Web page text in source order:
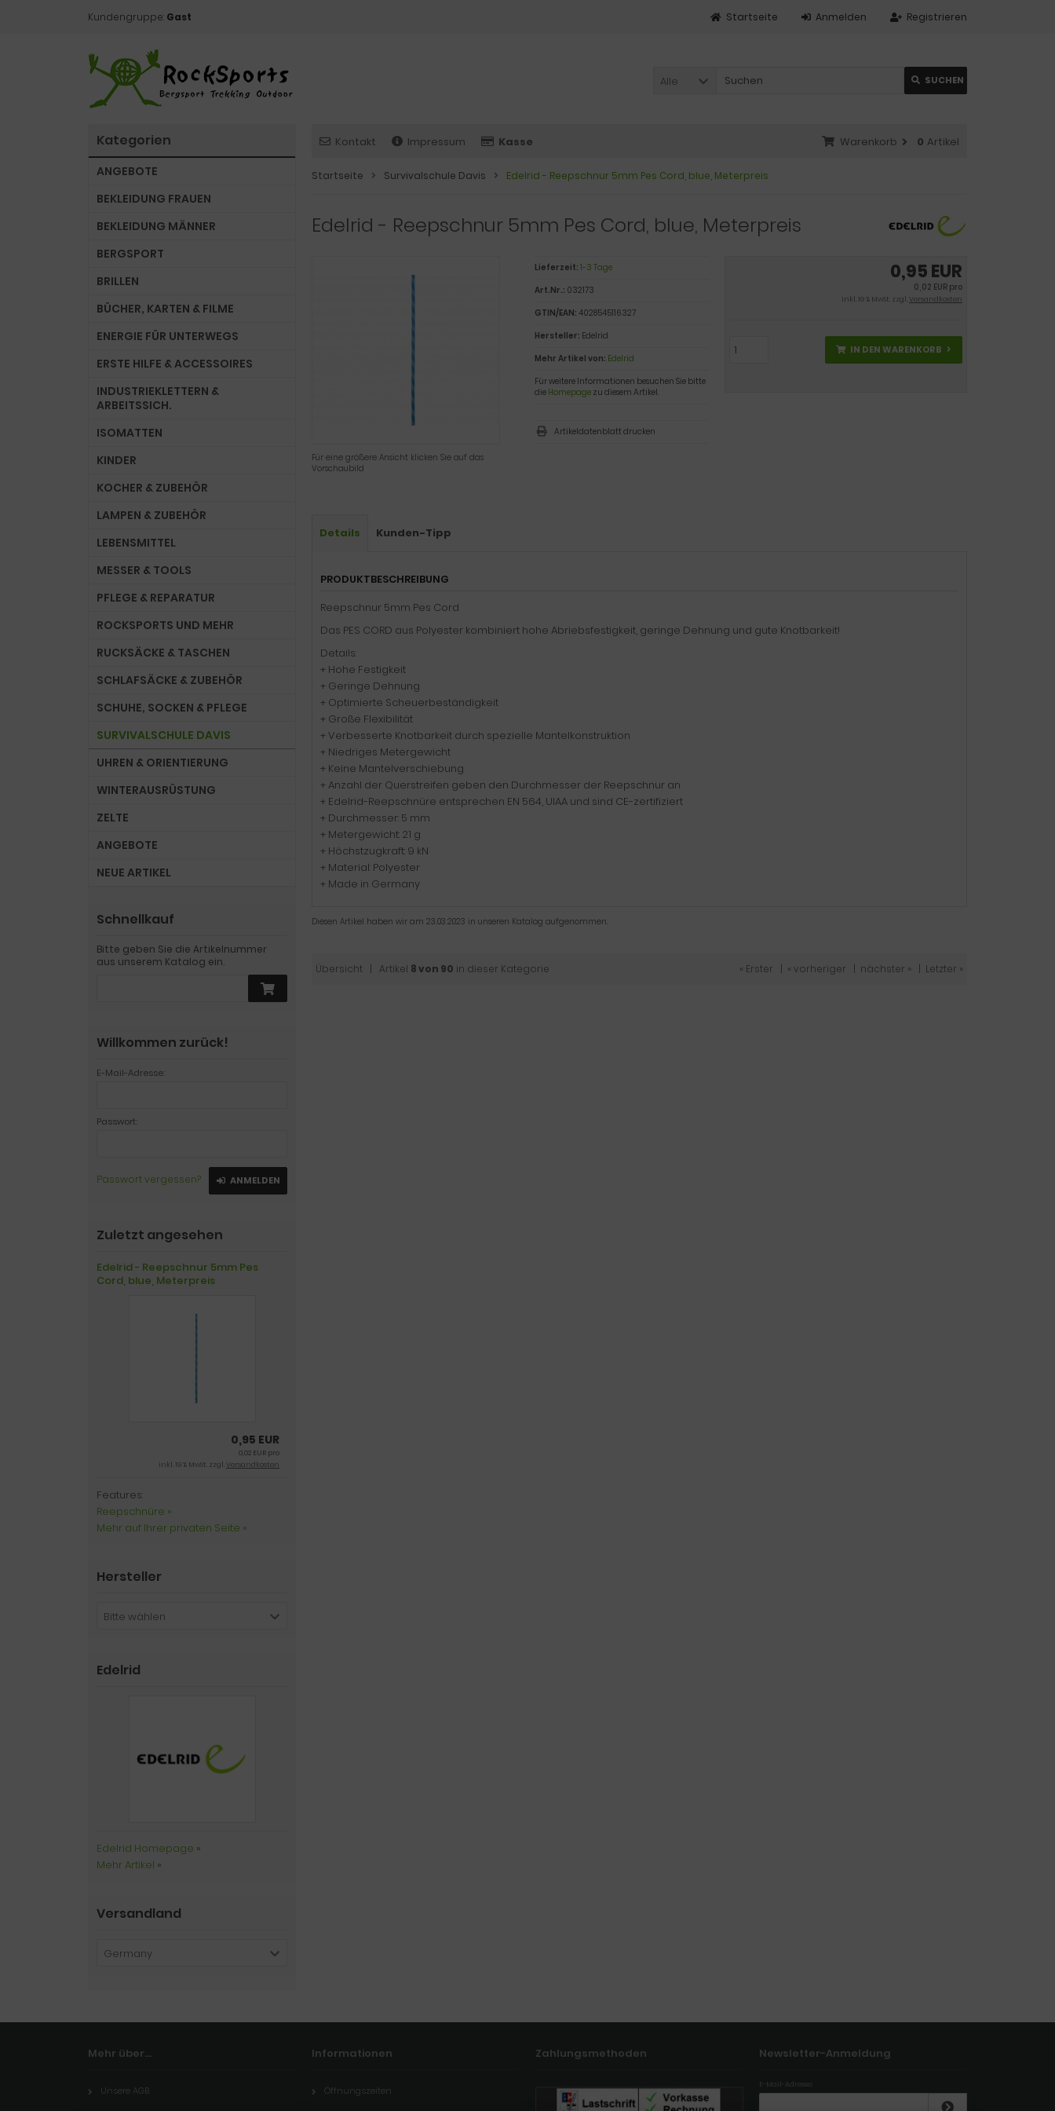
Kundengruppe: Gast Registrieren
Anmelden
Startseite
Alle SUCHEN
Kontakt Impressum Kasse Warenkorb 0 Artikel
Startseite Survivalschule Davis Edelrid - Reepschnur 5mm Pes Cord, blue, Meterpreis
Edelrid - Reepschnur 5mm Pes Cord, blue, Meterpreis
Für eine größere Ansicht klicken Sie auf das
Vorschaubild
0,95 EUR
0,02 EUR pro
inkl. 19 % MwSt. zzgl.Versandkosten
IN DEN WARENKORB
Lieferzeit: 1-3 Tage
Art.Nr.: 032173
GTIN/EAN: 4028545116327
Hersteller: Edelrid
Mehr Artikel von: Edelrid
Für weitere Informationen besuchen Sie bitte
die Homepagezu diesem Artikel.
Artikeldatenblatt drucken
Details Kunden-Tipp
PRODUKTBESCHREIBUNG
Reepschnur 5mm Pes Cord
Das PES CORD aus Polyester kombiniert hohe Abriebsfestigkeit, geringe Dehnung und gute Knotbarkeit!
Details:
+ Hohe Festigkeit
+ Geringe Dehnung
+ Optimierte Scheuerbeständigkeit
+ Große Flexibilität
+ Verbesserte Knotbarkeit durch spezielle Mantelkonstruktion
+ Niedriges Metergewicht
+ Keine Mantelverschiebung
+ Anzahl der Querstreifen geben den Durchmesser der Reepschnur an
+ Edelrid-Reepschnüre entsprechen EN 564, UIAA und sind CE-zertifiziert
+ Durchmesser: 5 mm
+ Metergewicht: 21 g
+ Höchstzugkraft: 9 kN
+ Material: Polyester
+ Made in Germany
Diesen Artikel haben wir am 23.03.2023 in unseren Katalog aufgenommen.
Übersicht | Artikel 8 von 90 in dieser Kategorie « Erster « vorheriger nächster » Letzter »
Kategorien
ANGEBOTE
BEKLEIDUNG FRAUEN
BEKLEIDUNG MÄNNER
BERGSPORT
BRILLEN
BÜCHER, KARTEN & FILME
ENERGIE FÜR UNTERWEGS
ERSTE HILFE & ACCESSOIRES
INDUSTRIEKLETTERN &
ARBEITSSICH.
ISOMATTEN
KINDER
KOCHER & ZUBEHÖR
LAMPEN & ZUBEHÖR
LEBENSMITTEL
MESSER & TOOLS
PFLEGE & REPARATUR
ROCKSPORTS UND MEHR
RUCKSÄCKE & TASCHEN
SCHLAFSÄCKE & ZUBEHÖR
SCHUHE, SOCKEN & PFLEGE
SURVIVALSCHULE DAVIS
UHREN & ORIENTIERUNG
WINTERAUSRÜSTUNG
ZELTE
ANGEBOTE
NEUE ARTIKEL
Schnellkauf
Bitte geben Sie die Artikelnummer
aus unserem Katalog ein.
Willkommen zurück!
E-Mail-Adresse:
Passwort:
Passwort vergessen? ANMELDEN
Zuletzt angesehen
Edelrid - Reepschnur 5mm Pes
Cord, blue, Meterpreis
0,95 EUR
0,02 EUR pro
inkl. 19 % MwSt. zzgl.Versandkosten
Features:
Reepschnüre »
Mehr auf Ihrer privaten Seite »
Hersteller
Bitte wählen
Edelrid
Edelrid Homepage »
Mehr Artikel »
Versandland
Germany
Mehr über...
Unsere AGB
Informationen
Öffnungszeiten
Zahlungsmethoden Newsletter-Anmeldung
E-Mail-Adresse: